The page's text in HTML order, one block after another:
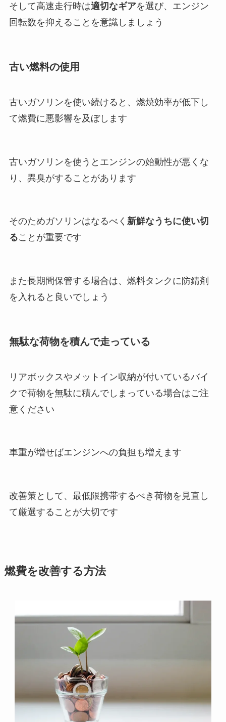
そして高速走行時は適切なギアを選び、エンジン
回転数を抑えることを意識しましょう
古い燃料の使用
古いガソリンを使い続けると、燃焼効率が低下し
て燃費に悪影響を及ぼします
古いガソリンを使うとエンジンの始動性が悪くな
り、異臭がすることがあります
そのためガソリンはなるべく 新鮮なうちに使い切
ることが重要です
また長期間保管する場合は、燃料タンクに防錆剤
を入れると良いでしょう
無駄な荷物を積んで走っている
リアボックスやメットイン収納が付いているバイ
クで荷物を無駄に積んでしまっている場合はご注
意ください
車重が増せばエンジンへの負担も増えます
改善策として、最低限携帯するべき荷物を見直し
て厳選することが大切です
燃費を改善する方法